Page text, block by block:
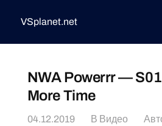
VSplanet.net
NWA Powerrr —
More Time
04.12.2019 В Видео